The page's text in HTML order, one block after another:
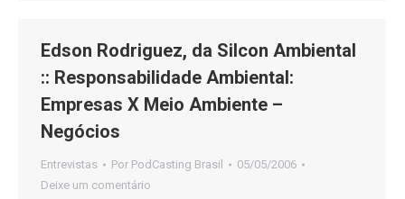
Edson Rodriguez, da Silcon Ambiental
:: Responsabilidade Ambiental:
Empresas X Meio Ambiente –
Negócios
Entrevistas Por PodCasting Brasil
05/05/2006
Deixe um comentário